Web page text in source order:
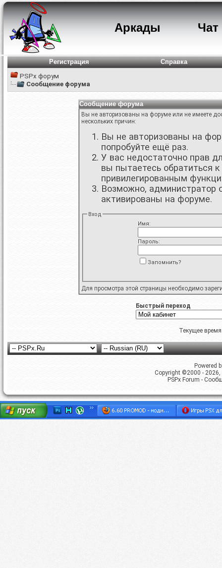
Аркады Чат
Регистрация
Справка
PSPx форум
Сообщение форума
Сообщение форума
Вы не авторизованы на форуме или не имеете
нескольких причин:
Вы не авторизованы на
попробуйте ещё раз.
У вас недостаточно прав
вы пытаетесь обратиться
привилегированным
Возможно, администратор
активированы на форуме.
Вход
Имя:
Пароль:
Запомнить?
Для просмотра этой страницы необходимо
Быстрый переход
Текущее
Powered
Copyright ©2000 -
PSPx Forum -